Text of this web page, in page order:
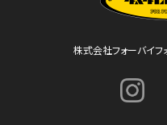
株式会社フォーバイフ